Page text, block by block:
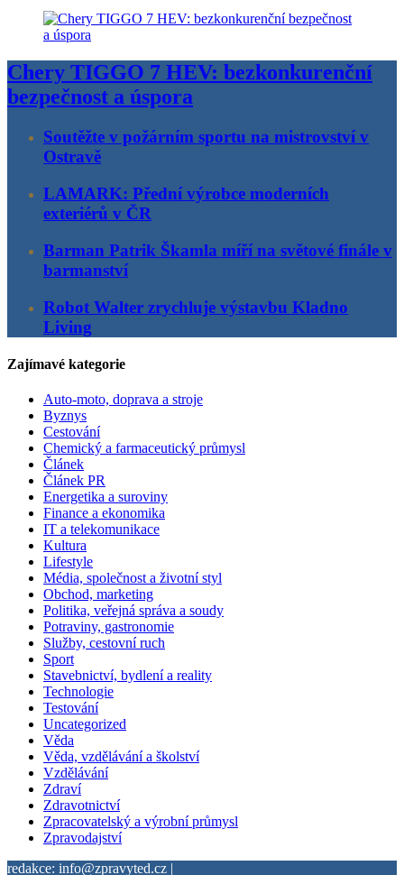
Chery TIGGO 7 HEV: bezkonkurenční
bezpečnost a úspora
Soutěžte v požárním sportu na mistrovství v
Ostravě
LAMARK: Přední výrobce moderních
exteriérů v ČR
Barman Patrik Škamla míří na světové finále v
barmanství
Robot Walter zrychluje výstavbu Kladno
Living
Zajímavé kategorie
Auto-moto, doprava a stroje
Byznys
Cestování
Chemický a farmaceutický průmysl
Článek
Článek PR
Energetika a suroviny
Finance a ekonomika
IT a telekomunikace
Kultura
Lifestyle
Média, společnost a životní styl
Obchod, marketing
Politika, veřejná správa a soudy
Potraviny, gastronomie
Služby, cestovní ruch
Sport
Stavebnictví, bydlení a reality
Technologie
Testování
Uncategorized
Věda
Věda, vzdělávání a školství
Vzdělávání
Zdraví
Zdravotnictví
Zpracovatelský a výrobní průmysl
Zpravodajství
redakce: info@zpravyted.cz |